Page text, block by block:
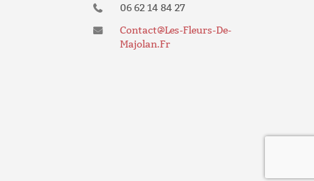
06 62 14 84 27
Contact@les-Fleurs-De-
Majolan.fr